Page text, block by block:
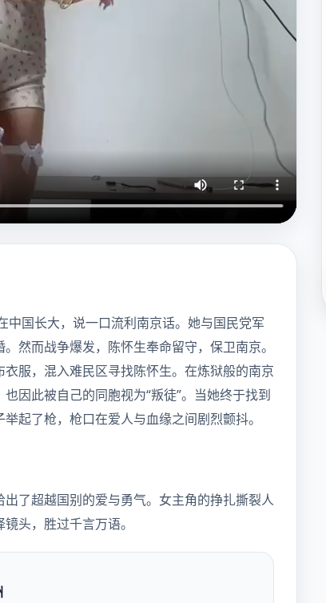
国长大，说一口流利南京话。她与国民党军
然而战争爆发，陈怀生奉命留守，保卫南京。
服，混入难民区寻找陈怀生。在炼狱般的南京
因此被自己的同胞视为“叛徒”。当她终于找到
起了枪，枪口在爱人与血缘之间剧烈颤抖。
了超越国别的爱与勇气。女主角的挣扎撕裂人
头，胜过千言万语。